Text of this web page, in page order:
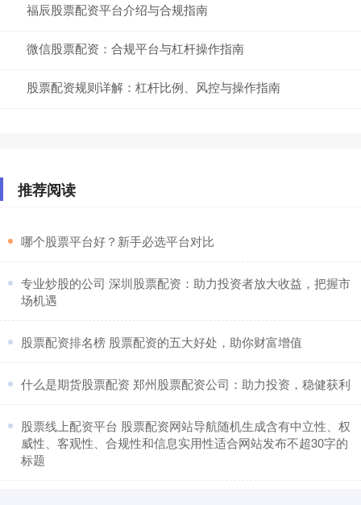
福辰股票配资平台介绍与合规指南
微信股票配资：合规平台与杠杆操作指南
股票配资规则详解：杠杆比例、风控与操作指南
推荐阅读
​哪个股票平台好？新手必选平台对比
​专业炒股的公司 深圳股票配资：助力投资者放大收益，把握市
场机遇
​股票配资排名榜 股票配资的五大好处，助你财富增值
​什么是期货股票配资 郑州股票配资公司：助力投资，稳健获利
​股票线上配资平台 股票配资网站导航随机生成含有中立性、权
威性、客观性、合规性和信息实用性适合网站发布不超30字的
标题